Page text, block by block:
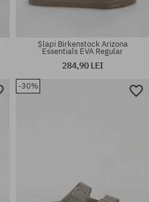
Mărimi existente:
Șlapi Birkenstock Arizona
Essentials EVA Regular
284,90 LEI
-30%